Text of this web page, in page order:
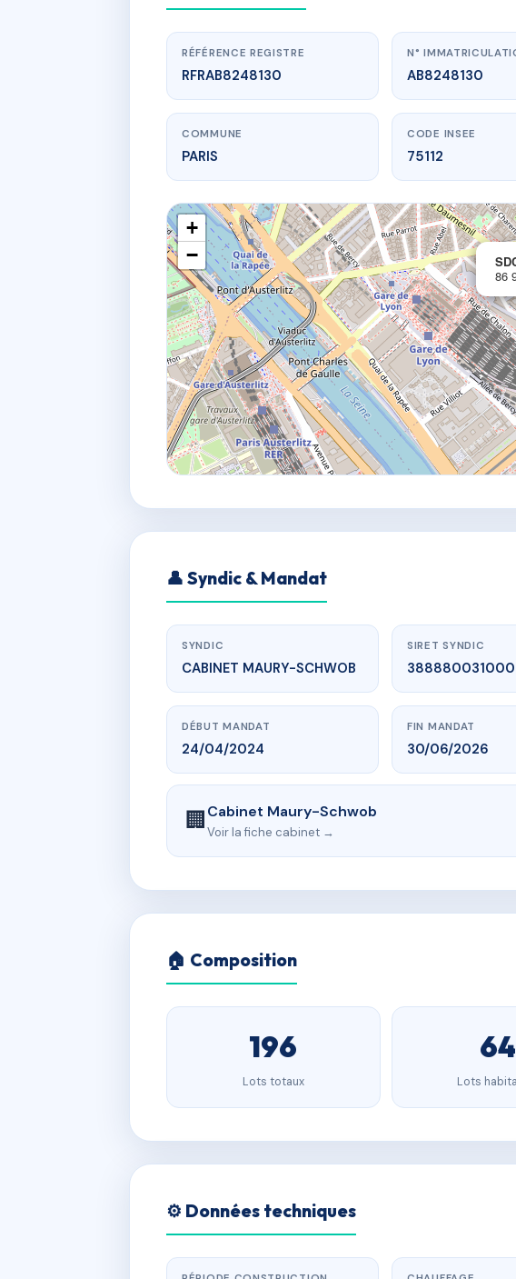
www.vme.plus/
SDC SDC 86 90 AVENUE
90 Avenue Daumesnil
RÉFÉRENCE REGISTRE
RFRAB8248130
N°
AB8248130
COMMUNE
PARIS
CODE INSEE
75112
86
+
−
👤 Syndic & Mandat
SYNDIC
CABINET MAURY-SCHWOB
SIRET SYNDIC
DÉBUT MANDAT
24/04/2024
FIN MANDAT
30/06/2026
🏢Cabinet Maury-Schwob
Voir la fiche cabinet →
🏠 Composition
196
Lots totaux
64
Lots
⚙️ Données techniques